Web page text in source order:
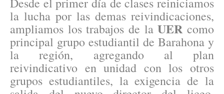
la lucha por las demas reivindicaciones,
ampliamos los trabajos de laUER como
principal grupo estudiantil de Barahona y
la región, agregando al plan
reivindicativo en unidad con los otros
grupos estudiantiles, la exigencia de la